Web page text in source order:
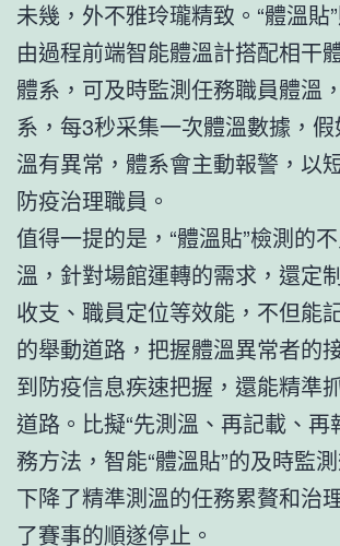
未幾，外不雅玲瓏精致。“體溫貼
由過程前端智能體溫計搭配相干
體系，可及時監測任務職員體溫
系，每3秒采集一次體溫數據，
溫有異常，體系會主動報警，以
防疫治理職員。
值得一提的是，“體溫貼”檢測的
溫，針對場館運轉的需求，還定
收支、職員定位等效能，不但能
的舉動道路，把握體溫異常者的
到防疫信息疾速把握，還能精準
道路。比擬“先測溫、再記載、再
務方法，智能“體溫貼”的及時監
下降了精準測溫的任務累贅和治
了賽事的順遂停止。